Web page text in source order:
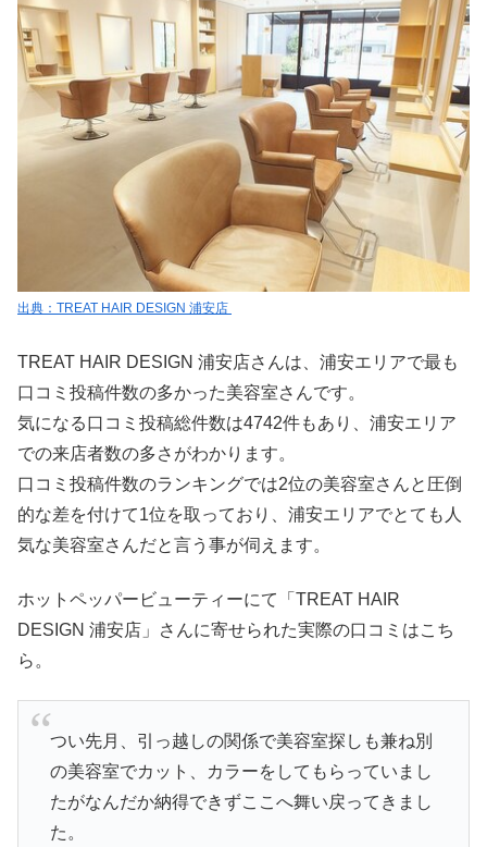
出典：TREAT HAIR DESIGN 浦安店
TREAT HAIR DESIGN 浦安店さんは、浦安エリアで最も
口コミ投稿件数の多かった美容室さんです。
気になる口コミ投稿総件数は4742件もあり、浦安エリア
での来店者数の多さがわかります。
口コミ投稿件数のランキングでは2位の美容室さんと圧倒
的な差を付けて1位を取っており、浦安エリアでとても人
気な美容室さんだと言う事が伺えます。
ホットペッパービューティーにて「TREAT HAIR
DESIGN 浦安店」さんに寄せられた実際の口コミはこち
ら。
つい先月、引っ越しの関係で美容室探しも兼ね別
の美容室でカット、カラーをしてもらっていまし
たがなんだか納得できずここへ舞い戻ってきまし
た。